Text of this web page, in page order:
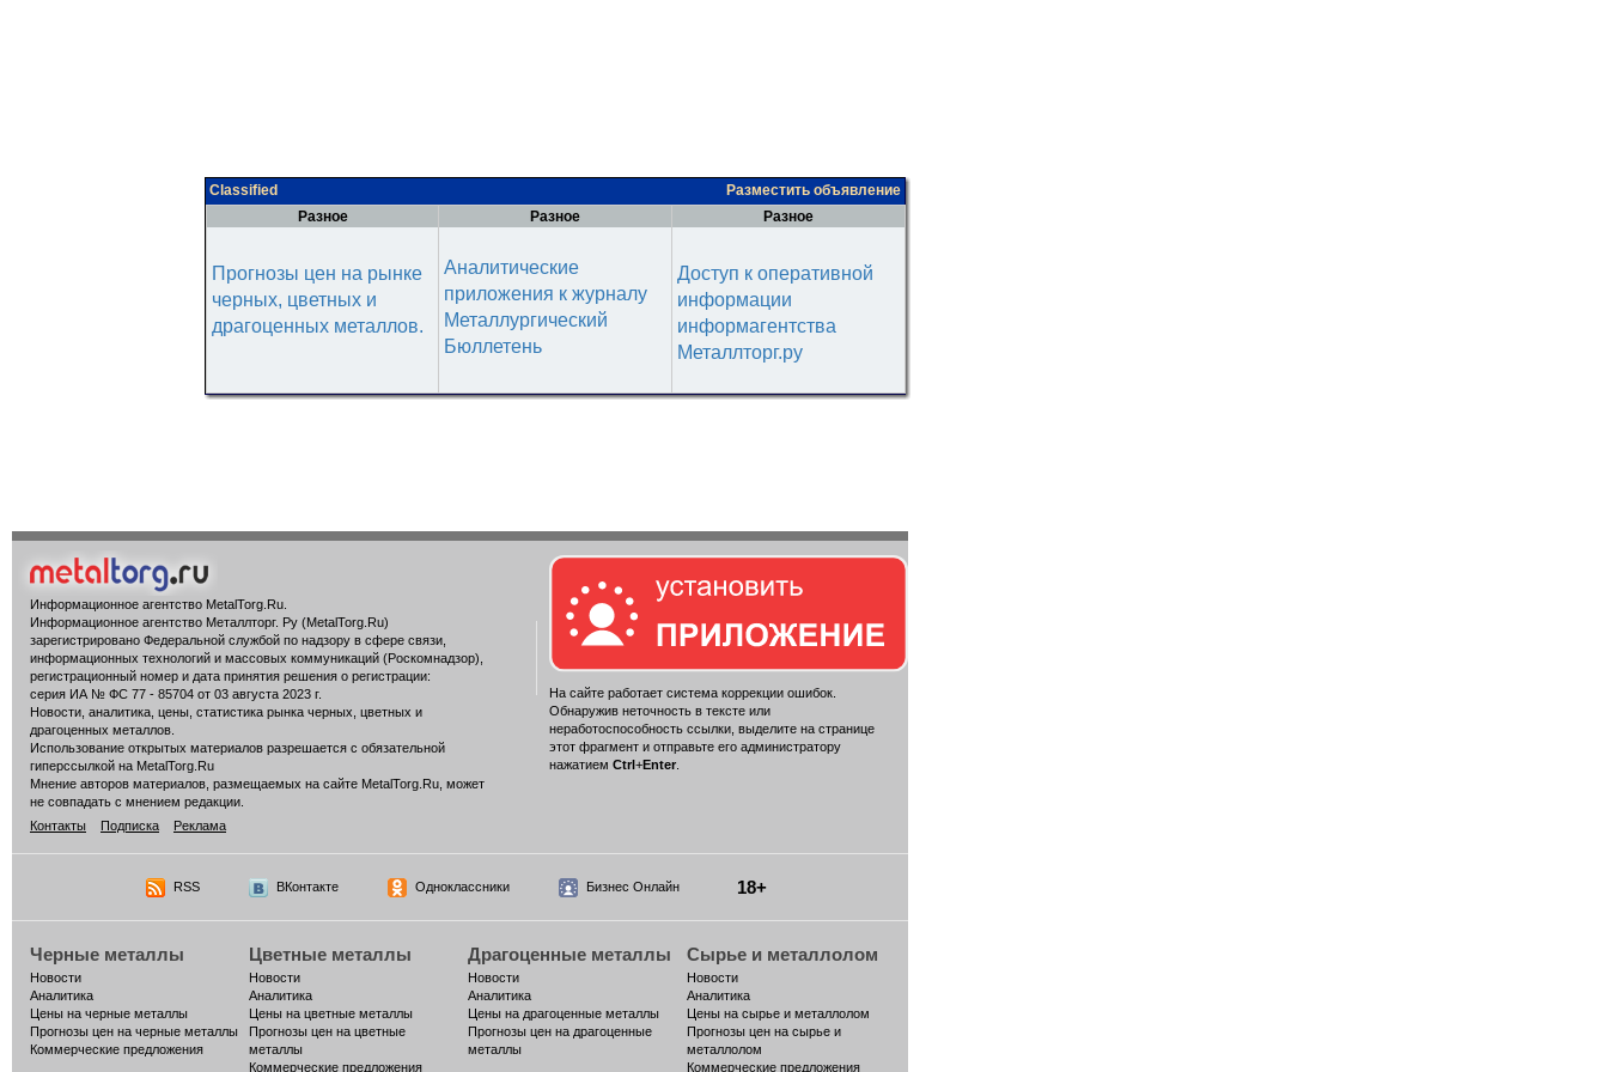
Classified
Разместить объявление
Разное
Прогнозы цен на рынке
черных, цветных и
драгоценных металлов.
Разное
Аналитические
приложения к журналу
Металлургический
Бюллетень
Разное
Доступ к оперативной
информации
информагентства
Металлторг.ру
Информационное агентство MetalTorg.Ru
Информационное агентство Металлторг. Ру (MetalTorg.Ru)
зарегистрировано Федеральной службой по надзору в сфере связи,
информационных технологий и массовых коммуникаций (Роскомнадзор),
регистрационный номер и дата принятия решения о регистрации:
серия ИА № ФС 77 - 85704 от 03 августа 2023 г.
Новости, аналитика, цены, статистика рынка черных, цветных и
драгоценных металлов.
Использование открытых материалов разрешается с обязательной
гиперссылкой на MetalTorg.Ru
Мнение авторов материалов, размещаемых на сайте MetalTorg.Ru, может
не совпадать с мнением редакции.
Контакты
Подписка Реклама
На сайте работает система коррекции ошибок.
Обнаружив неточность в тексте или
неработоспособность ссылки, выделите на странице
этот фрагмент и отправьте его администратору
нажатием Ctrl +Enter.
RSS ВКонтакте Одноклассники Бизнес Онлайн 18+
Черные металлы
Новости
Аналитика
Цены на черные металлы
Прогнозы цен на черные металлы
Коммерческие предложения
Цветные металлы
Новости
Аналитика
Цены на цветные металлы
Прогнозы цен на цветные
металлы
Коммерческие предложения
Драгоценные металлы
Новости
Аналитика
Цены на драгоценные металлы
Прогнозы цен на драгоценные
металлы
Сырье и металлолом
Новости
Аналитика
Цены на сырье и металлолом
Прогнозы цен на сырье и
металлолом
Коммерческие предложения